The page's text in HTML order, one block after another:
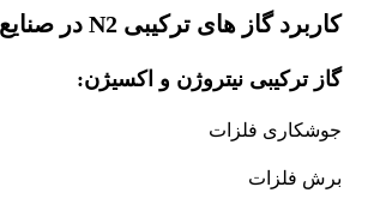
کاربرد گاز های ترکیبی N2 در صنایع
گاز ترکیبی نیتروژن و اکسیژن:
جوشکاری فلزات
برش فلزات